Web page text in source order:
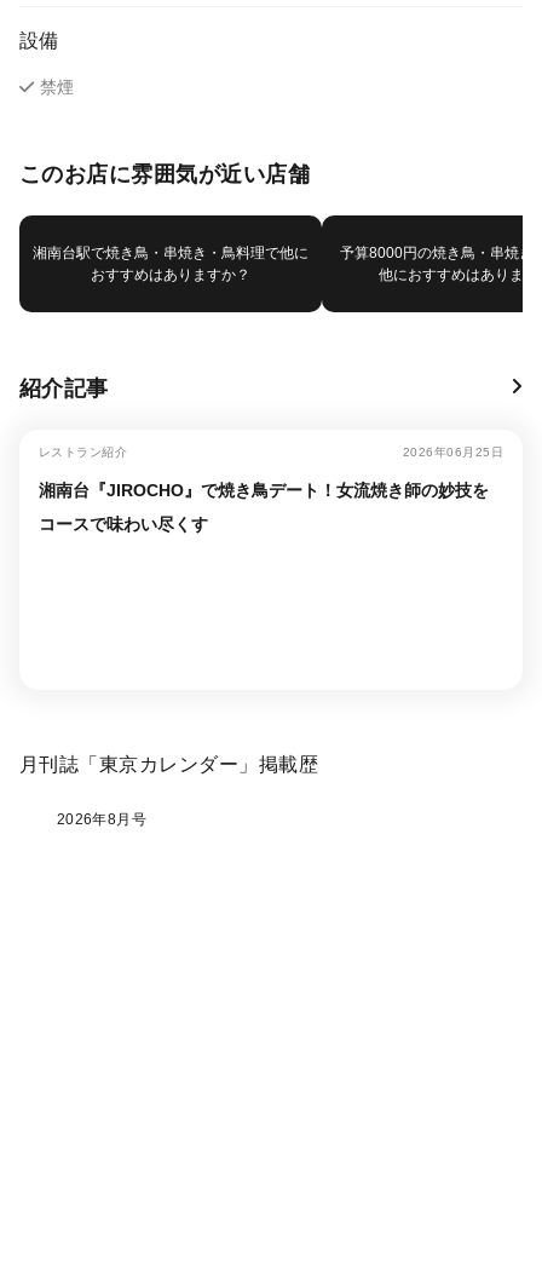
設備
禁煙
このお店に雰囲気が近い店舗
湘南台駅で焼き鳥・串焼き・鳥料理で他に
おすすめはありますか？
予算8000円の焼き鳥・串焼き
他におすすめはあります
紹介記事
レストラン紹介 2026年06月25日
湘南台『JIROCHO』で焼き鳥デート！女流焼き師の妙技を
コースで味わい尽くす
月刊誌「東京カレンダー」掲載歴
2026年8月号